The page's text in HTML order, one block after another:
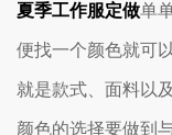
夏季工作服定做单
便找一个颜色就可
就是款式、面料以
颜色的选择要做到